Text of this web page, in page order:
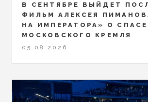
В СЕНТЯБРЕ ВЫЙДЕТ
ФИЛЬМ АЛЕКСЕЯ
НА ИМПЕРАТОРА» О
МОСКОВСКОГО КРЕМЛЯ
05.08.2026